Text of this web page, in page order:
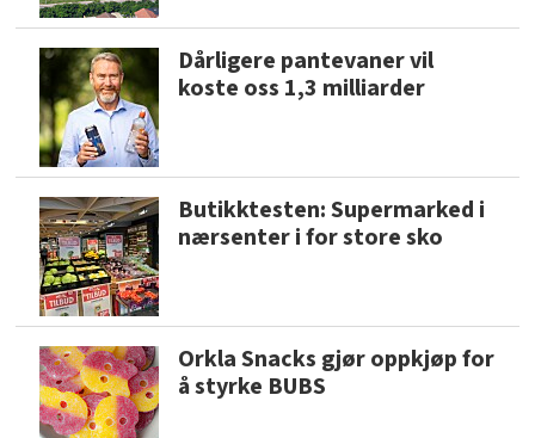
Dårligere pantevaner vil
koste oss 1,3 milliarder
Butikktesten: Supermarked i
nærsenter i for store sko
Orkla Snacks gjør oppkjøp for
å styrke BUBS